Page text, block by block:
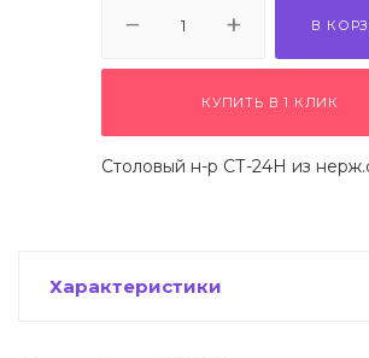
В
КУПИТЬ В 1 КЛИК
Столовый н-р СТ-24Н из
Характеристики